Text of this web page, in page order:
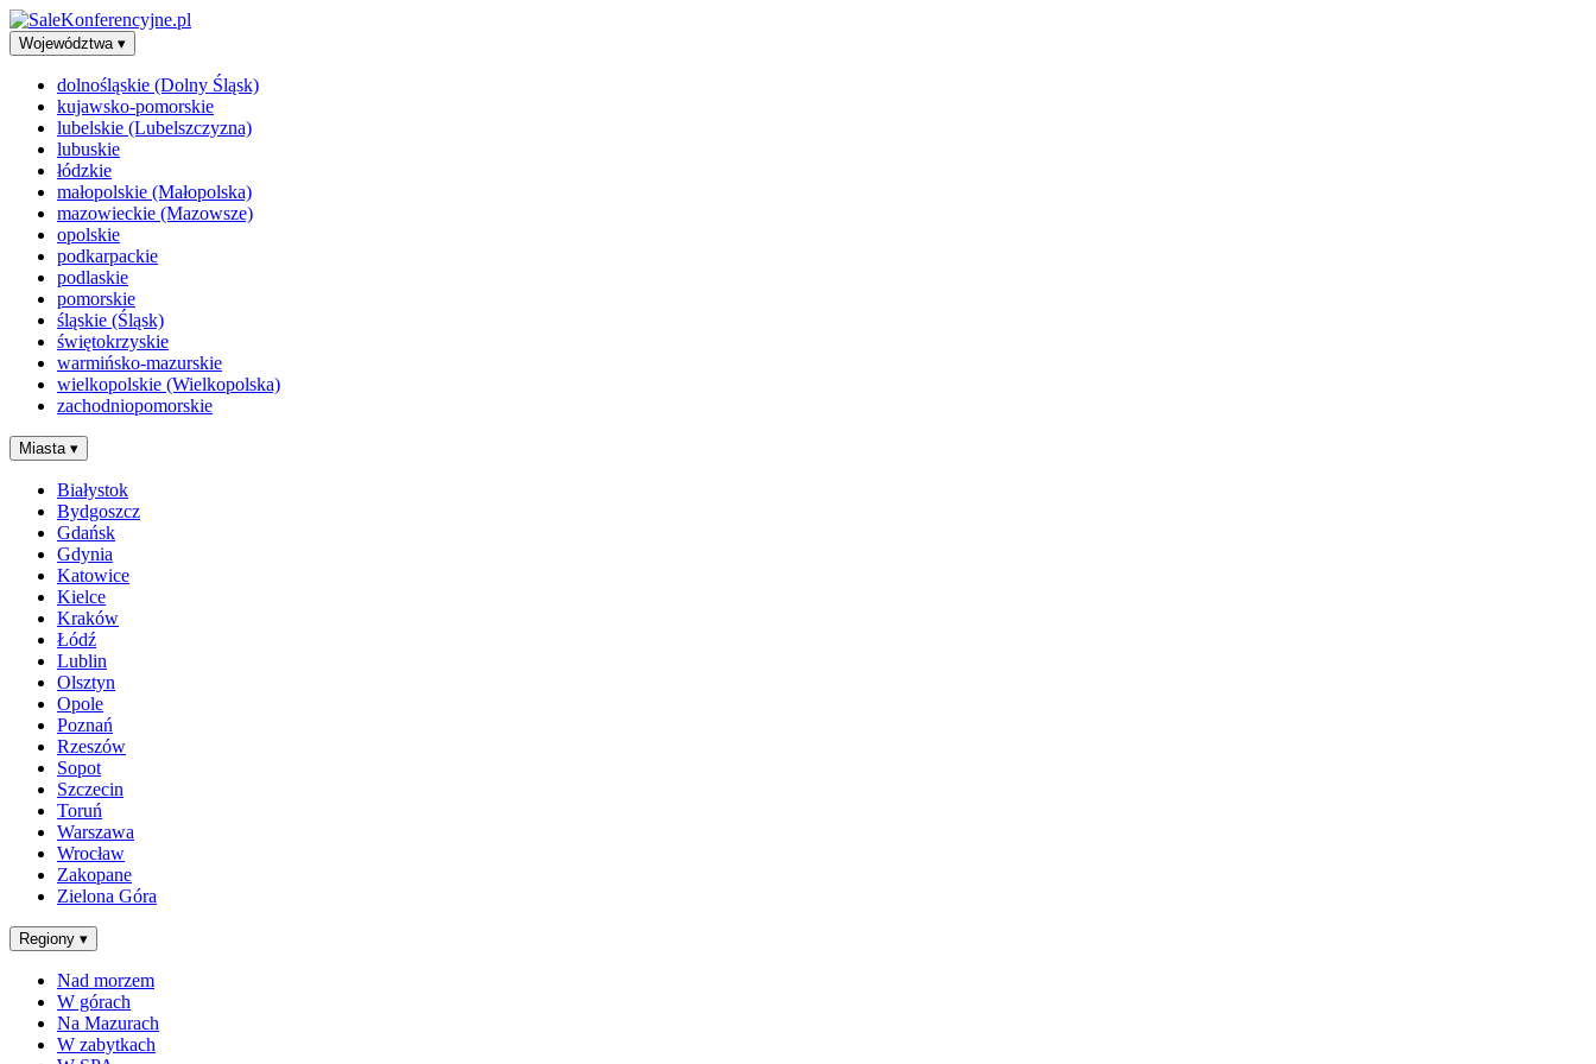
Województwa ▾
dolnośląskie (Dolny Śląsk)
kujawsko-pomorskie
lubelskie (Lubelszczyzna)
lubuskie
łódzkie
małopolskie (Małopolska)
mazowieckie (Mazowsze)
opolskie
podkarpackie
podlaskie
pomorskie
śląskie (Śląsk)
świętokrzyskie
warmińsko-mazurskie
wielkopolskie (Wielkopolska)
zachodniopomorskie
Miasta ▾
Białystok
Bydgoszcz
Gdańsk
Gdynia
Katowice
Kielce
Kraków
Łódź
Lublin
Olsztyn
Opole
Poznań
Rzeszów
Sopot
Szczecin
Toruń
Warszawa
Wrocław
Zakopane
Zielona Góra
Regiony ▾
Nad morzem
W górach
Na Mazurach
W zabytkach